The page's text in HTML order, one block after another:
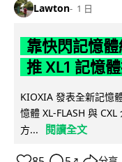
Lawton 1 日
靠快閃記憶
推 XL1 記憶
KIOXIA 發表全新記憶
憶體 XL-FLASH 與
方...
閱讀全文